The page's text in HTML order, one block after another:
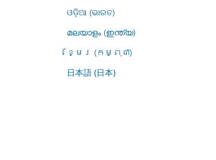
ଓଡ଼ିଆ (ଭାରତ)
മലയാളം (ഇന്ത്യ)
ខ្មែរ (កម្ពុជា)
日本語 (日本)